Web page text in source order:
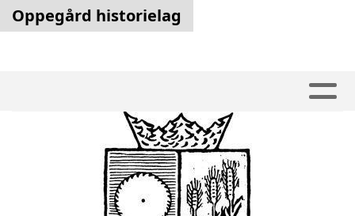
Oppegård historielag